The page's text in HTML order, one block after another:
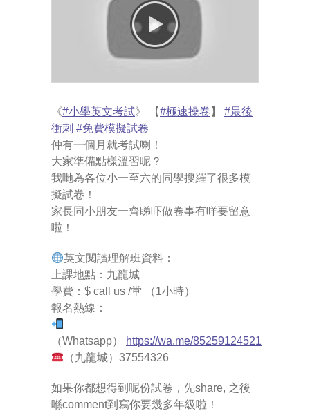
---- Main Blog Page
-- My Blog
---- Login
---- Sign Up
-- How To Guides
---- How To Sign Up
---- How To Login
---- How To Post
---- How To Add Videos
---- How To Delete Post
《#小學英文考試》 【#極速操卷 】 #最後
衝刺 #免費模擬試卷
仲有一個月就考試喇！
大家準備點樣溫習呢？
我哋為各位小一至六的同學搜羅了很多模
擬試卷！
家長同小朋友一齊睇吓做卷事有咩要留意
啦！
英文閱讀理解班資料：
上課地點：九龍城
學費：$ call us /堂 （1小時）
報名熱線：
（Whatsapp）
https://wa.me/85259124521
（九龍城）37554326
如果你都想得到呢份試卷，先share, 之後
喺comment到寫你要幾多年級啦！